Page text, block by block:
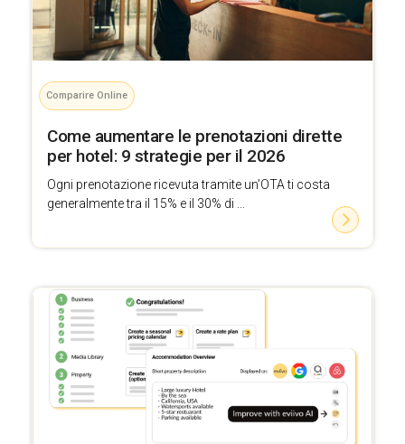
Comparire Online
Come aumentare le prenotazioni dirette
per hotel: 9 strategie per il 2026
Ogni prenotazione ricevuta tramite un’OTA ti costa
generalmente tra il 15% e il 30% di ...